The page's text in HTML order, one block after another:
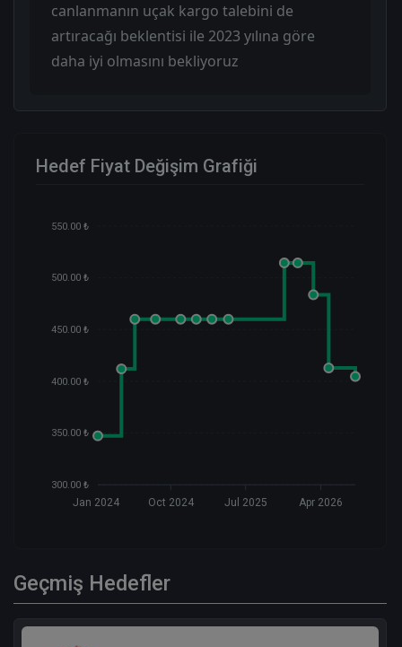
canlanmanın uçak kargo talebini de
artıracağı beklentisi ile 2023 yılına göre
daha iyi olmasını bekliyoruz
Hedef Fiyat Değişim Grafiği
550.00 ₺
500.00 ₺
450.00 ₺
400.00 ₺
350.00 ₺
300.00 ₺
Jan 2024 Oct 2024 Jul 2025 Apr 2026
Geçmiş Hedefler